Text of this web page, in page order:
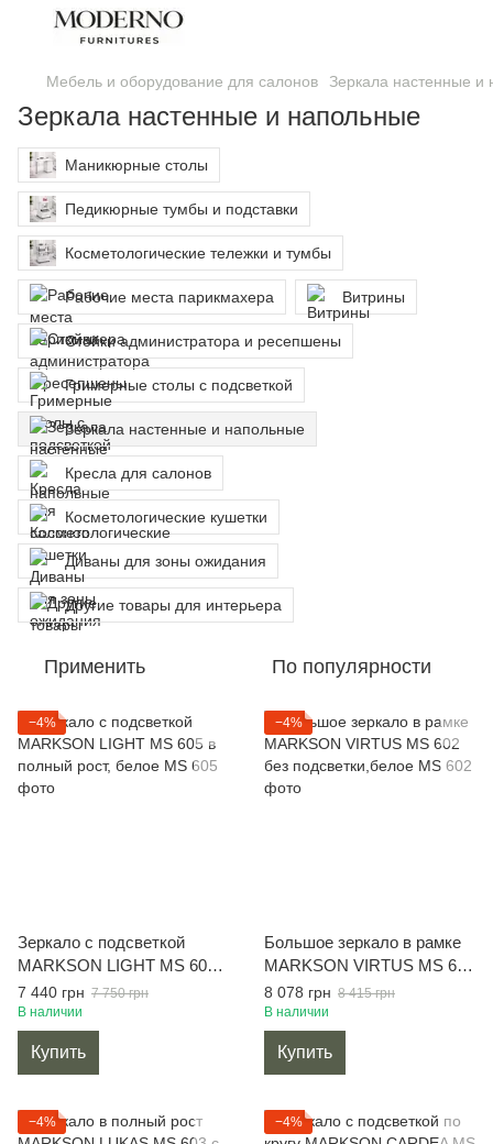
Мебель и оборудование для салонов Зеркала настенные и
Зеркала настенные и напольные
Маникюрные столы
Педикюрные тумбы и подставки
Косметологические тележки и тумбы
Рабочие места парикмахера Витрины
Стойки администратора и ресепшены
Гримерные столы с подсветкой
Зеркала настенные и напольные
Кресла для салонов
Косметологические кушетки
Диваны для зоны ожидания
Другие товары для интерьера
Применить По популярности
−4%
Зеркало с подсветкой
MARKSON LIGHT MS 605 в
полный рост, белое
7 440 грн 7 750 грн
В наличии
Купить
−4%
Большое зеркало в рамке
MARKSON VIRTUS MS 602
без подсветки,белое
8 078 грн 8 415 грн
В наличии
Купить
−4% −4%